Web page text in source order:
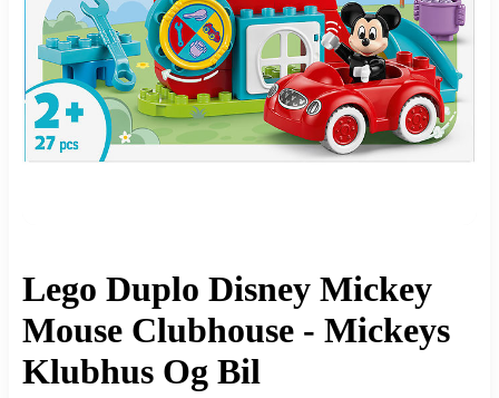
Lego Duplo Disney Mickey
Mouse Clubhouse - Mickeys
Klubhus Og Bil